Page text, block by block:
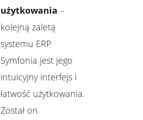
użytkowania –
kolejną zaletą
systemu ERP
Symfonia jest jego
intuicyjny interfejs i
łatwość użytkowania.
Został on